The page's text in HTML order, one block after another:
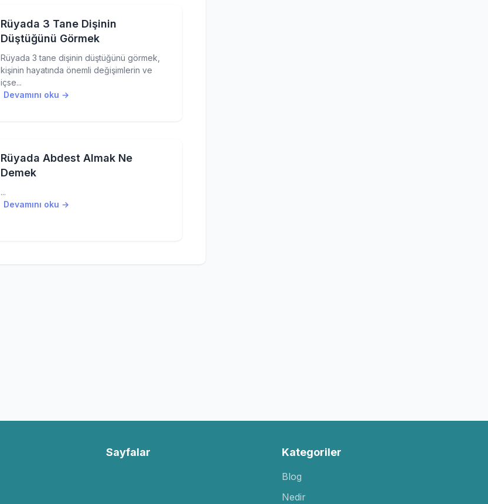
Rüyada 3 Tane Dişinin
Düştüğünü Görmek
Rüyada 3 tane dişinin düştüğünü görmek,
kişinin hayatında önemli değişimlerin ve
içse...
Devamını oku →
Rüyada Abdest Almak Ne
Demek
...
Devamını oku →
Sayfalar Kategoriler
Blog
Nedir